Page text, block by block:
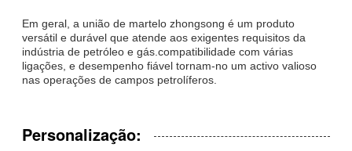
Em geral, a união de martelo zhongsong é um produto
versátil e durável que atende aos exigentes requisitos da
indústria de petróleo e gás.compatibilidade com várias
ligações, e desempenho fiável tornam-no um activo valioso
nas operações de campos petrolíferos.
Personalização: